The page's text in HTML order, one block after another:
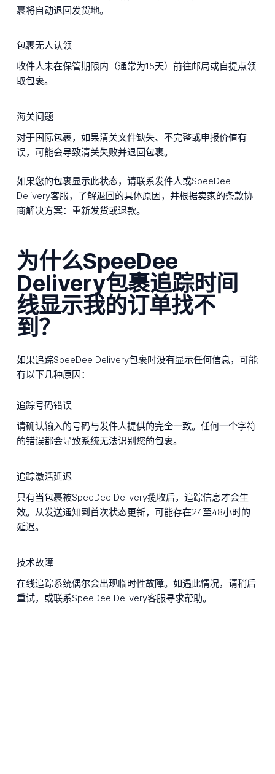
裹将自动退回发货地。
包裹无人认领
收件人未在保管期限内（通常为15天）前往邮局或自提点领
取包裹。
海关问题
对于国际包裹，如果清关文件缺失、不完整或申报价值有
误，可能会导致清关失败并退回包裹。
如果您的包裹显示此状态，请联系发件人或SpeeDee
Delivery客服，了解退回的具体原因，并根据卖家的条款协
商解决方案：重新发货或退款。
为什么SpeeDee
Delivery包裹追踪时间
线显示我的订单找不
到？
如果追踪SpeeDee Delivery包裹时没有显示任何信息，可能
有以下几种原因：
追踪号码错误
请确认输入的号码与发件人提供的完全一致。任何一个字符
的错误都会导致系统无法识别您的包裹。
追踪激活延迟
只有当包裹被SpeeDee Delivery揽收后，追踪信息才会生
效。从发送通知到首次状态更新，可能存在24至48小时的
延迟。
技术故障
在线追踪系统偶尔会出现临时性故障。如遇此情况，请稍后
重试，或联系SpeeDee Delivery客服寻求帮助。